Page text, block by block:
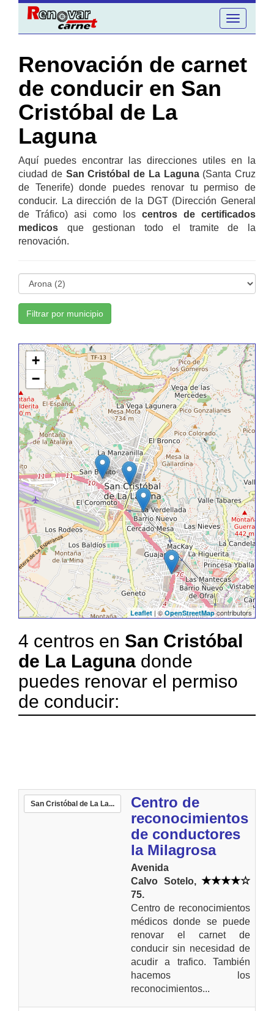
Toggle
navigation
Renovación de carnet
de conducir en San
Cristóbal de La
Laguna
Aquí puedes encontrar las direcciones utiles en la
ciudad de San Cristóbal de La Laguna(Santa Cruz
de Tenerife) donde puedes renovar tu permiso de
conducir. La dirección de la DGT (Dirección General
de Tráfico) asi como los centros de certificados
medicos que gestionan todo el tramite de la
renovación.
Filtrar por municipio
+
−
Leaflet | ©OpenStreetMapcontributors
4 centros en San Cristóbal
de La Laguna donde
puedes renovar el permiso
de conducir:
San Cristóbal de La La...
Centro de
reconocimientos
de conductores
la Milagrosa
Avenida
Calvo Sotelo,
75.
Centro de reconocimientos
médicos donde se puede
renovar el carnet de
conducir sin necesidad de
acudir a trafico. También
hacemos los
reconocimientos...